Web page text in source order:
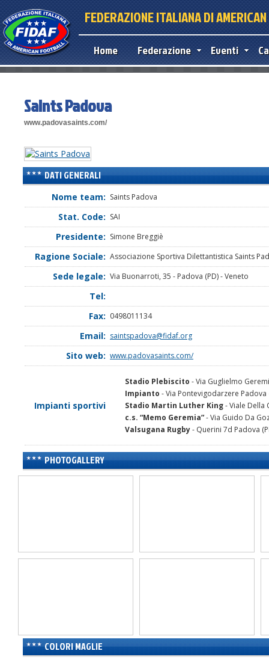
FEDERAZIONE ITALIANA DI
Home Federazione Eventi
Saints Padova
www.padovasaints.com/
DATI GENERALI
Nome team: Saints Padova
Stat. Code: SAI
Presidente: Simone Breggiè
Ragione Sociale: Associazione Sportiva Dilettantistica Saints
Sede legale: Via Buonarroti, 35 - Padova (PD) - Veneto
Tel:
Fax: 0498011134
Email: saintspadova@fidaf.org
Sito web: www.padovasaints.com/
Impianti sportivi
Stadio Plebiscito - Via Guglielmo
Impianto - Via Pontevigodarzere Padova
Stadio Martin Luther King- Viale Della
c.s. “Memo Geremia”- Via Guido Da
Valsugana Rugby- Querini 7d Padova
PHOTOGALLERY
COLORI MAGLIE